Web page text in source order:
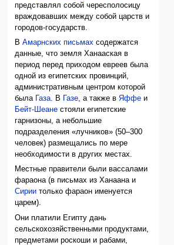
представлял собой чересполосицу
враждовавших между собой царств и
городов-государств.
ВАмарнских письмах содержатся
данные, что земля Ханааская в
период перед приходом евреев была
одной из египетских провинций,
административным центром которой
была
Газа. В Газе, а также вЯффе и
Бейт-Шеане стояли египетские
гарнизоны, а небольшие
подразделения «лучников» (50–300
человек) размещались по мере
необходимости в других местах.
Местные правители были вассалами
фараона (в письмах из Ханаана и
Сирии только фараон именуется
царем).
Они платили Египту дань
сельскохозяйственными продуктами,
предметами роскоши и рабами,